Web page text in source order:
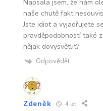
Napsala jsem, že nám
naše chutě fakt
Jste idiot a vyjadřujete
pravděpodobností také
nějak dovysvětlit?
Odpovědět
Zdeněk 4 let